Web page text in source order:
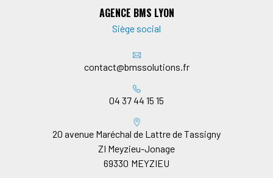
AGENCE BMS LYON
Siège social
contact@bmssolutions.fr
04 37 44 15 15
20 avenue Maréchal de Lattre de Tassigny
ZI Meyzieu-Jonage
69330 MEYZIEU